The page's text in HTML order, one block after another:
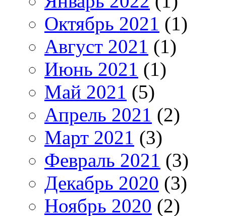
Октябрь 2021 (1)
Август 2021 (1)
Июнь 2021 (1)
Май 2021 (5)
Апрель 2021 (2)
Март 2021 (3)
Февраль 2021 (3)
Декабрь 2020 (3)
Ноябрь 2020 (2)